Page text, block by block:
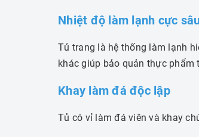
Nhiệt độ làm lạnh cực
Tủ trang là hệ thống làm lạnh
khác giúp bảo quản thực phẩm
Khay làm đá độc lập
Tủ có vỉ làm đá viên và khay